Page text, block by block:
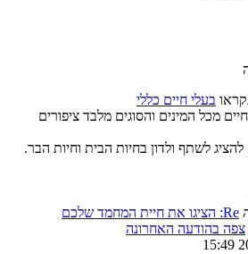
בעלי חיים כללי
מכל המינים והסוגים מלבד ציפורים
לשתף ולדון בחיות הבית וחיות הבר.
Re: הציגו את חיית המחמד שלכם
צפה בהודעה האחרונה